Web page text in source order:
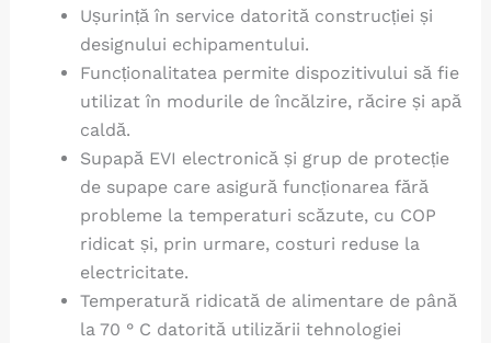
Ușurință în service datorită construcției și
designului echipamentului.
Funcționalitatea permite dispozitivului să fie
utilizat în modurile de încălzire, răcire și apă
caldă.
Supapă EVI electronică și grup de protecție
de supape care asigură funcționarea fără
probleme la temperaturi scăzute, cu COP
ridicat și, prin urmare, costuri reduse la
electricitate.
Temperatură ridicată de alimentare de până
la 70 ° C datorită utilizării tehnologiei